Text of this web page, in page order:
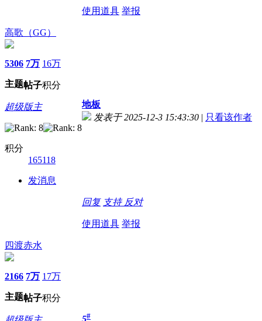
使用道具 举报
高歌（GG）
5306
主题
7万
帖子
16万
积分
超级版主
积分
165118
发消息
地板
发表于 2025-12-3 15:43:30 | 只看该作者
回复 支持 反对
使用道具 举报
四渡赤水
2166
主题
7万
帖子
17万
积分
5#